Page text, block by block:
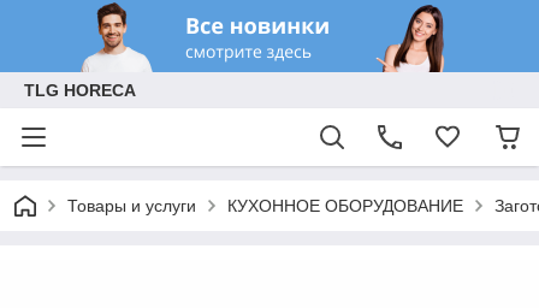
TLG HORECA
Товары и услуги КУХОННОЕ ОБОРУДОВАНИЕ